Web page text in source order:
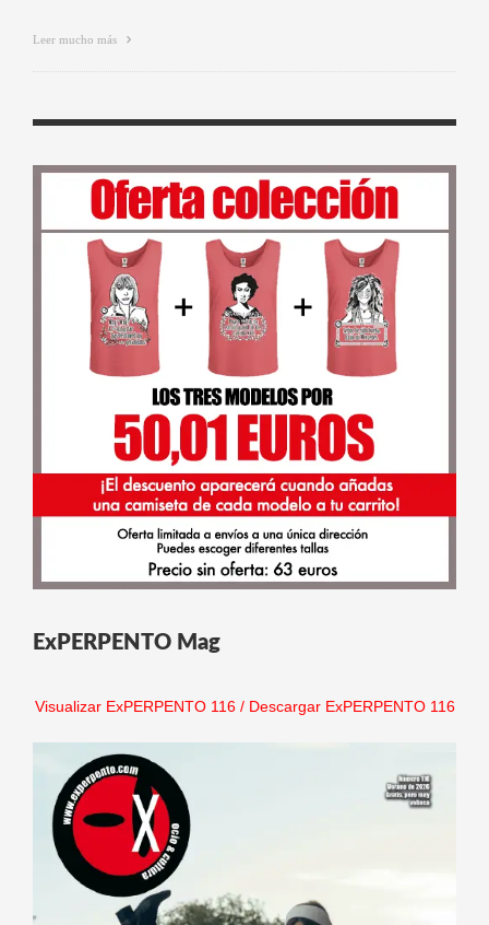
Leer mucho más
ExPERPENTO Mag
Visualizar ExPERPENTO 116/ Descargar ExPERPENTO 116